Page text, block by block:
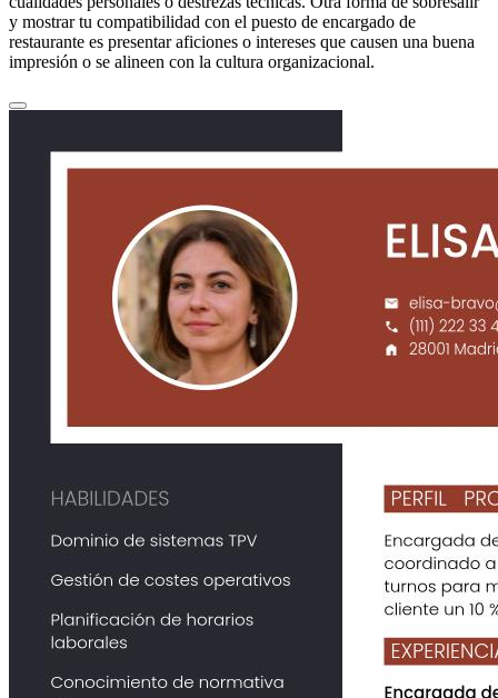
y mostrar tu compatibilidad con el puesto de encargado de
restaurante es presentar aficiones o intereses que causen una buena
impresión o se alineen con la cultura organizacional.